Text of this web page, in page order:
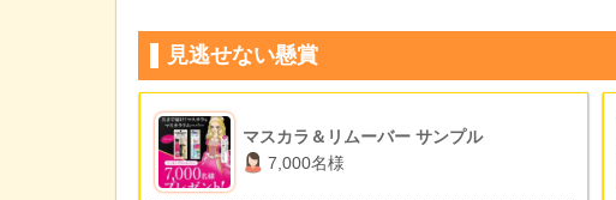
見逃せない懸賞
マスカラ＆リムーバー サンプル
7,000名様